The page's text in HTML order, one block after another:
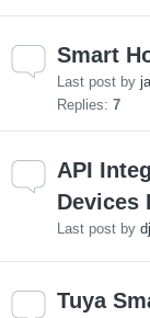
Smart
Last post by
Replies: 7
API
Devices
Last post by
Tuya